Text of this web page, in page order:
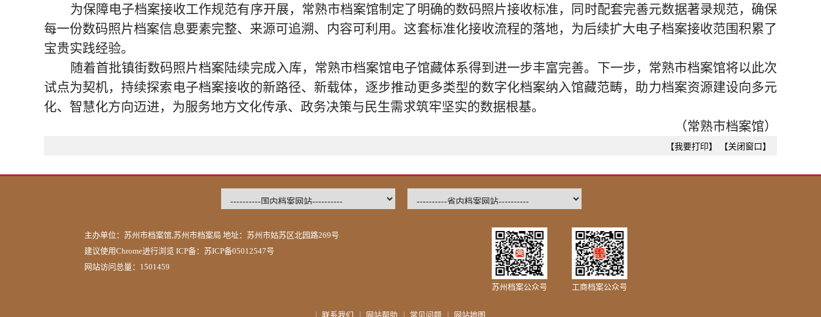
为保障电子档案接收工作规范有序开展， 常熟市档案馆制定了明确的数码照片接收标准，同时配套完善元数据著录规范，确保
每一份数码照片档案信息要素完整、来源可追溯、内容可利用。这套标准化接收流程的落地，为后续扩大电子档案接收范围积累了
宝贵实践经验。
随着首批镇街数码照片档案陆续完成入库，常熟市档案馆电子馆藏体系得到进一步丰富完善。下一步， 常熟市档案馆将以此次
试点为契机，持续探索电子档案接收的新路径、新载体，逐步推动更多类型的数字化档案纳入馆藏范畴，助力档案资源建设向多元
化、智慧化方向迈进，为服务地方文化传承、政务决策与民生需求筑牢坚实的数据根基。
（常熟市档案馆）
【我要打印】 【关闭窗口】
主办单位：苏州市档案馆,苏州市档案局 地址：苏州市姑苏区北园路269号
建议使用Chrome进行浏览 ICP备： 苏ICP备05012547号
网站访问总量：1501459
苏州档案公众号 工商档案公众号
联系我们 网站帮助 常见问题 网站地图